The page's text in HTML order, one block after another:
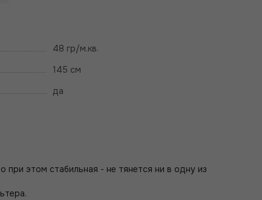
48 гр/м.кв.
145 см
да
при этом стабильная - не тянется ни в одну из